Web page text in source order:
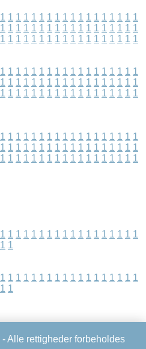
1 1 1 1 1 1 1 1 1 1 1 1 1 1 1 1 1 1
1 1 1 1 1 1 1 1 1 1 1 1 1 1 1 1 1 1
1 1 1 1 1 1 1 1 1 1 1 1 1 1 1 1 1 1
1 1 1 1 1 1 1 1 1 1 1 1 1 1 1 1 1 1
1 1 1 1 1 1 1 1 1 1 1 1 1 1 1 1 1 1
1 1 1 1 1 1 1 1 1 1 1 1 1 1 1 1 1 1
1 1 1 1 1 1 1 1 1 1 1 1 1 1 1 1 1 1
1 1 1 1 1 1 1 1 1 1 1 1 1 1 1 1 1 1
1 1 1 1 1 1 1 1 1 1 1 1 1 1 1 1 1 1
1 1 1 1 1 1 1 1 1 1 1 1 1 1 1 1 1 1
1 1
1 1 1 1 1 1 1 1 1 1 1 1 1 1 1 1 1 1
1 1
- Alle rettigheder forbeholdes